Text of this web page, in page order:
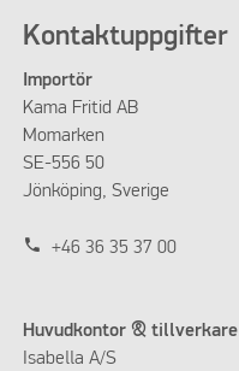
Kontaktuppgifter
Importör
Kama Fritid AB
Momarken
SE-556 50
Jönköping, Sverige
phone +46 36 35 37 00
Huvudkontor & tillverkare
Isabella A/S